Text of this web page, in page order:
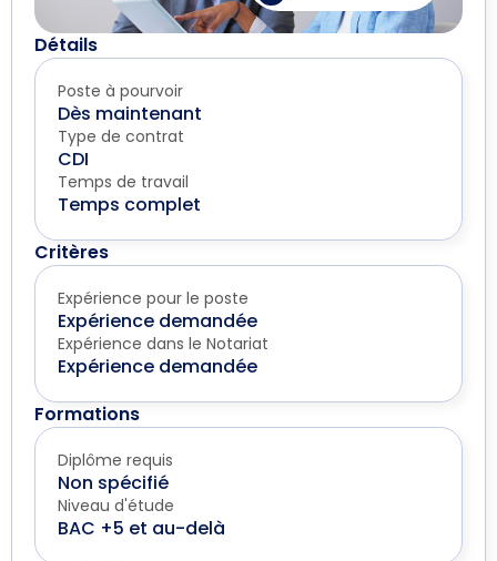
Détails
Poste à pourvoir
Dès maintenant
Type de contrat
CDI
Temps de travail
Temps complet
Critères
Expérience pour le poste
Expérience demandée
Expérience dans le Notariat
Expérience demandée
Formations
Diplôme requis
Non spécifié
Niveau d'étude
BAC +5 et au-delà